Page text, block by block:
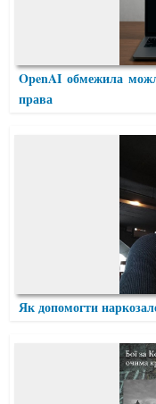
OpenAI обмежила
права
Як допомогти